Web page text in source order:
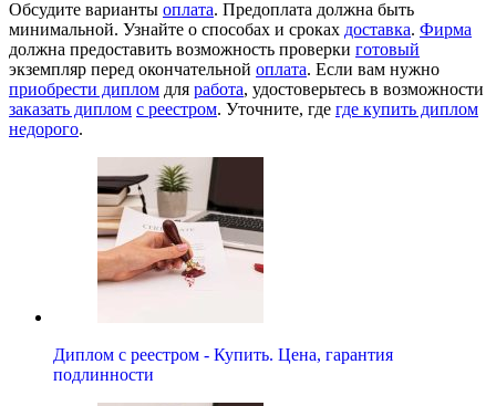
Обсудите варианты оплата. Предоплата должна быть
минимальной. Узнайте о способах и сроках доставка. Фирма
должна предоставить возможность проверки готовый
экземпляр перед окончательной оплата. Если вам нужно
приобрести диплом для работа, удостоверьтесь в возможности
заказать диплом с реестром. Уточните, где где купить диплом
недорого.
Диплом с реестром - Купить. Цена, гарантия
подлинности